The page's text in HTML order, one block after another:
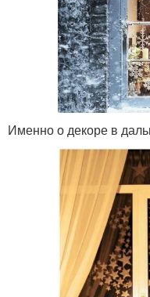
Именно о декоре в